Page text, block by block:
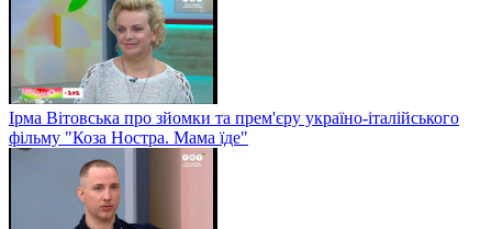
Ірма Вітовська про зйомки та прем'єру україно-італійського
фільму "Коза Ностра. Мама їде"